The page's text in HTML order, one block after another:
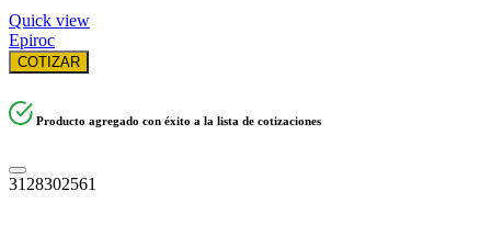
Quick view
Epiroc
COTIZAR
Producto agregado con éxito a la lista de cotizaciones
3128302561